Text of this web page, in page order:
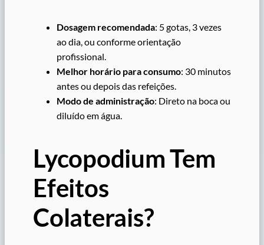
Dosagem recomendada: 5 gotas, 3 vezes
ao dia, ou conforme orientação
profissional.
Melhor horário para consumo: 30 minutos
antes ou depois das refeições.
Modo de administração: Direto na boca ou
diluído em água.
Lycopodium Tem
Efeitos
Colaterais?